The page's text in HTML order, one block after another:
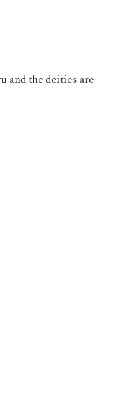
and the deities are